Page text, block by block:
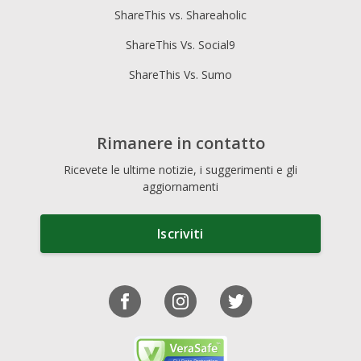
ShareThis vs. Shareaholic
ShareThis Vs. Social9
ShareThis Vs. Sumo
Rimanere in contatto
Ricevete le ultime notizie, i suggerimenti e gli
aggiornamenti
Iscriviti